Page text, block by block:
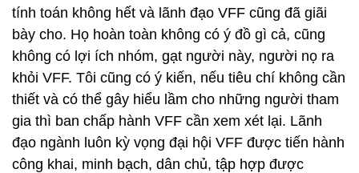
tính toán không hết và lãnh đạo VFF cũng đã giãi
bày cho. Họ hoàn toàn không có ý đồ gì cả, cũng
không có lợi ích nhóm, gạt người này, người nọ ra
khỏi VFF. Tôi cũng có ý kiến, nếu tiêu chí không cần
thiết và có thể gây hiểu lầm cho những người tham
gia thì ban chấp hành VFF cần xem xét lại. Lãnh
đạo ngành luôn kỳ vọng đại hội VFF được tiến hành
công khai, minh bạch, dân chủ, tập hợp được